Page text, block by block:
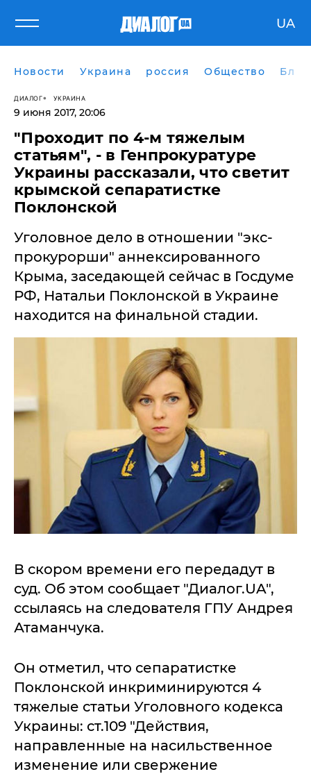
UA
Новости Украина россия Общество
ДИАЛОГ УКРАИНА
9 июня 2017, 20:06
​"Проходит по 4-м тяжелым
статьям", - в Генпрокуратуре
Украины рассказали, что светит
крымской сепаратистке
Поклонской
Уголовное дело в отношении "экс-
прокурорши" аннексированного
Крыма, заседающей сейчас в Госдуме
РФ, Натальи Поклонской в Украине
находится на финальной стадии.
В скором времени его передадут в
суд. Об этом сообщает "Диалог.UA",
ссылаясь на следователя ГПУ Андрея
Атаманчука.
Он отметил, что сепаратистке
Поклонской инкриминируются 4
тяжелые статьи Уголовного кодекса
Украины: ст.109 "Действия,
направленные на насильственное
изменение или свержение